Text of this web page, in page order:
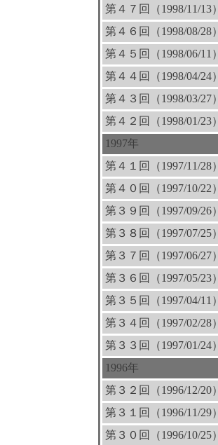
第４７回（1998/11/13）
第４６回（1998/08/28）
第４５回（1998/06/11）
第４４回（1998/04/24）
第４３回（1998/03/27）
第４２回（1998/01/23）
1997年
第４１回（1997/11/28）
第４０回（1997/10/22）
第３９回（1997/09/26）
第３８回（1997/07/25）
第３７回（1997/06/27）
第３６回（1997/05/23）
第３５回（1997/04/11）
第３４回（1997/02/28）
第３３回（1997/01/24）
1996年
第３２回（1996/12/20）
第３１回（1996/11/29）
第３０回（1996/10/25）